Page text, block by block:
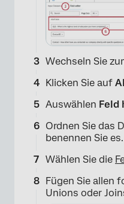
Wechseln Sie
Klicken Sie auf
Auswählen Feld
Ordnen Sie das
benennen Sie es.
Wählen Sie die
Fügen Sie allen
Unions oder